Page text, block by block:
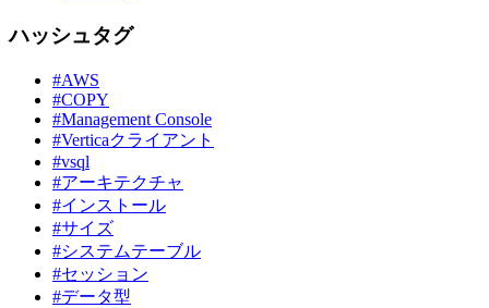
ハッシュタグ
#AWS
#COPY
#Management Console
#Verticaクライアント
#vsql
#アーキテクチャ
#インストール
#サイズ
#システムテーブル
#セッション
#データ型